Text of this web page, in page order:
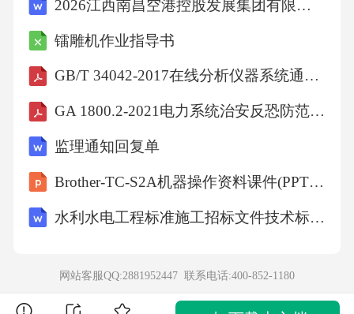
2026江西南昌空港控股发展集团有限公司招聘劳务派遣员工9人考试模拟试题及答案详解
镭雕机作业指导书
GB/T 34042-2017在线分析仪器系统通用规范
GA 1800.2-2021电力系统治安反恐防范要求第2部分：火力发电企业
监理通知回复单
Brother-TC-S2A机器操作资料课件(PPT 78页)
水利水电工程标准施工招标文件技术标准和要求(合同技术条款)(2009年版)
网站客服QQ:2881952447 联系电话:400-852-1180